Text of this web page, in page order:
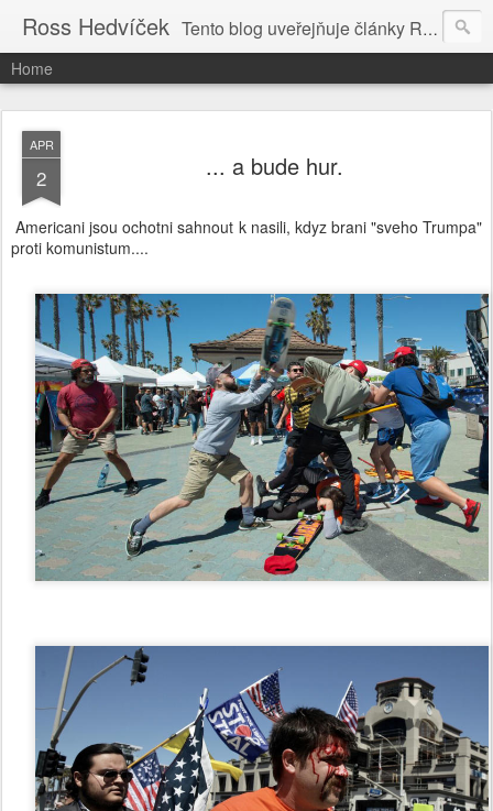
Ross Hedvíček Tento blog uveřejňuje články Ross Hedvíčka v češtině (pokud budu mit naladu) - s editacni pomoci Ludvika Dedika.
Home
APR
2 ... a bude hur.
Americani jsou ochotni sahnout k nasili, kdyz brani "sveho Trumpa"
proti komunistum....